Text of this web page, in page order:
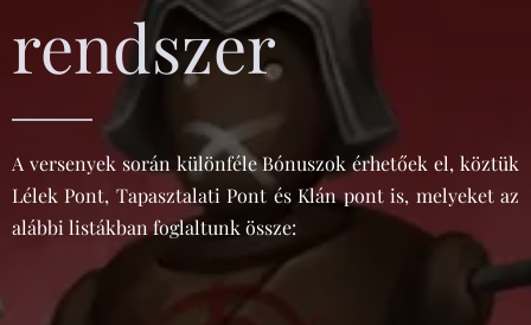
rendszer
A versenyek során különféle Bónuszok érhetőek el, köztük
Lélek Pont, Tapasztalati Pont és Klán pont is, melyeket az
alábbi listákban foglaltunk össze: